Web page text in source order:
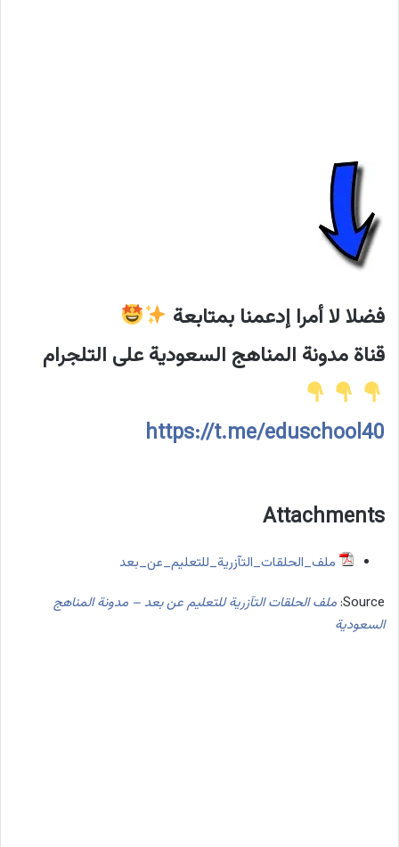
فضلا لا أمرا إدعمنا بمتابعة
قناة مدونة المناهج السعودية على التلجرام
https://t.me/eduschool40
Attachments
ملف_الحلقات_التآزرية_للتعليم_عن_بعد
Source: ملف الحلقات التآزرية للتعليم عن بعد – مدونة المناهج
السعودية